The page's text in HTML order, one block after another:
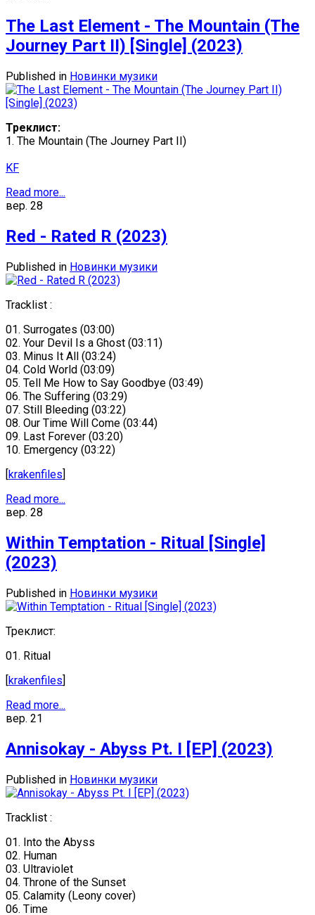
The Last Element - The Mountain (The
Journey Part II) [Single] (2023)
Published in Новинки музики
Треклист:
1. The Mountain (The Journey Part II)
KF
Read more...
вер. 28
Red - Rated R (2023)
Published in Новинки музики
Tracklist :
01. Surrogates (03:00)
02. Your Devil Is a Ghost (03:11)
03. Minus It All (03:24)
04. Cold World (03:09)
05. Tell Me How to Say Goodbye (03:49)
06. The Suffering (03:29)
07. Still Bleeding (03:22)
08. Our Time Will Come (03:44)
09. Last Forever (03:20)
10. Emergency (03:22)
[krakenfiles]
Read more...
вер. 28
Within Temptation - Ritual [Single]
(2023)
Published in Новинки музики
Треклист:
01. Ritual
[krakenfiles]
Read more...
вер. 21
Annisokay - Abyss Pt. I [EP] (2023)
Published in Новинки музики
Tracklist :
01. Into the Abyss
02. Human
03. Ultraviolet
04. Throne of the Sunset
05. Calamity (Leony cover)
06. Time